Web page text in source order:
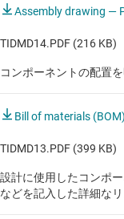
Assembly drawing —
TIDMD14.PDF (216 KB)
コンポーネントの配置
Bill of materials
TIDMD13.PDF (399 KB)
設計に使用したコンポ
などを記入した詳細なリ